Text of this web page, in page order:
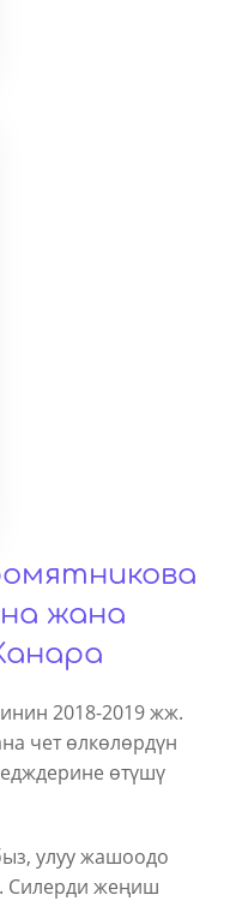
жана
2018-2019 жж.
чет өлкөлөрдүн
өтүшү
улуу жашоодо
Силерди жеңиш